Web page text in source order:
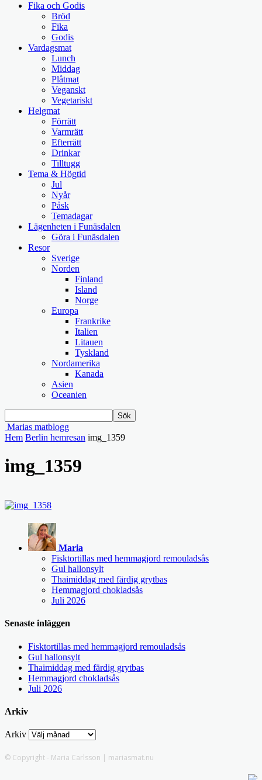
Fika och Godis
Bröd
Fika
Godis
Vardagsmat
Lunch
Middag
Plåtmat
Veganskt
Vegetariskt
Helgmat
Förrätt
Varmrätt
Efterrätt
Drinkar
Tilltugg
Tema & Högtid
Jul
Nyår
Påsk
Temadagar
Lägenheten i Funäsdalen
Göra i Funäsdalen
Resor
Sverige
Norden
Finland
Island
Norge
Europa
Frankrike
Italien
Litauen
Tyskland
Nordamerika
Kanada
Asien
Oceanien
Marias matblogg
Hem Berlin hemresan img_1359
img_1359
Maria
Fisktortillas med hemmagjord remouladsås
Gul hallonsylt
Thaimiddag med färdig grytbas
Hemmagjord chokladsås
Juli 2026
Senaste inläggen
Fisktortillas med hemmagjord remouladsås
Gul hallonsylt
Thaimiddag med färdig grytbas
Hemmagjord chokladsås
Juli 2026
Arkiv
Arkiv
© Copyright - Maria Carlsson | mariasmat.nu